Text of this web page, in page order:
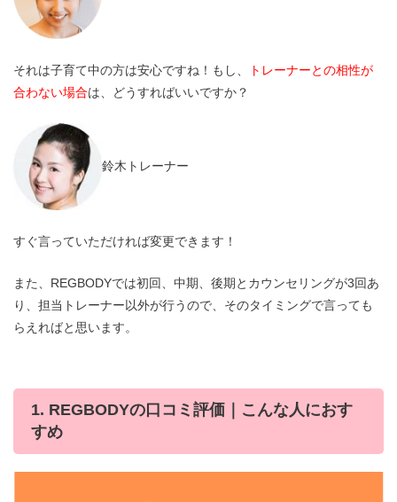
それは子育て中の方は安心ですね！もし、
トレーナーとの相性が
合わない場合は、どうすればいいですか？
鈴木トレーナー
すぐ言っていただければ変更できます！
また、REGBODYでは初回、中期、後期とカウンセリングが3回あ
り、担当トレーナー以外が行うので、そのタイミングで言っても
らえればと思います。
1. REGBODYの口コミ評価｜こんな人におす
すめ